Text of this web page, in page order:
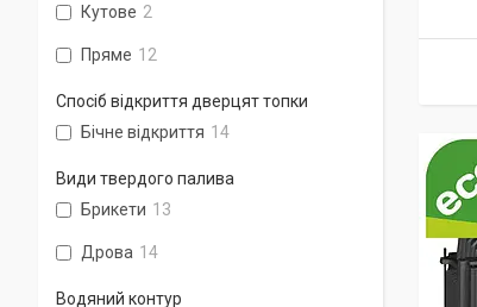
Кутове 2
Пряме 12
Спосіб відкриття дверцят топки
Бічне відкриття 14
Види твердого палива
Брикети 13
Дрова 14
Водяний контур